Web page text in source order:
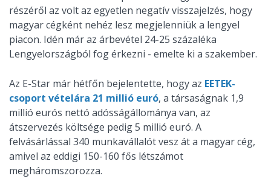
részéről az volt az egyetlen negatív visszajelzés, hogy
magyar cégként nehéz lesz megjelenniük a lengyel
piacon. Idén már az árbevétel 24-25 százaléka
Lengyelországból fog érkezni - emelte ki a szakember.
Az E-Star már hétfőn bejelentette, hogy az EETEK-
csoport vételára 21 millió euró, a társaságnak 1,9
millió eurós nettó adósságállománya van, az
átszervezés költsége pedig 5 millió euró. A
felvásárlással 340 munkavállalót vesz át a magyar cég,
amivel az eddigi 150-160 fős létszámot
megháromszorozza.